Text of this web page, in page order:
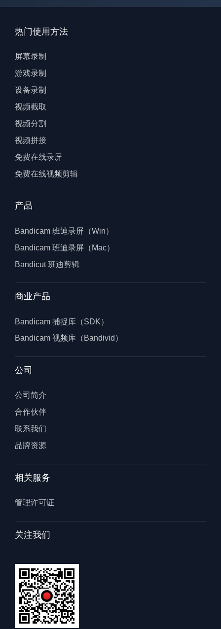
热门使用方法
屏幕录制
游戏录制
设备录制
视频截取
视频分割
视频拼接
免费在线录屏
免费在线视频剪辑
产品
Bandicam 班迪录屏（Win）
Bandicam 班迪录屏（Mac）
Bandicut 班迪剪辑
商业产品
Bandicam 捕捉库（SDK）
Bandicam 视频库（Bandivid）
公司
公司简介
合作伙伴
联系我们
品牌资源
相关服务
管理许可证
关注我们